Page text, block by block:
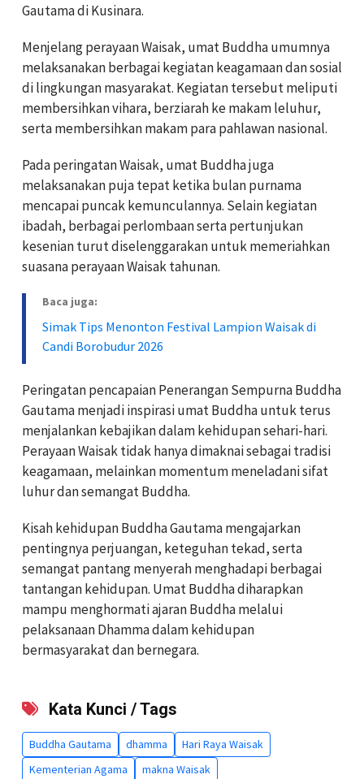
Gautama di Kusinara.
Menjelang perayaan Waisak, umat Buddha umumnya
melaksanakan berbagai kegiatan keagamaan dan sosial
di lingkungan masyarakat. Kegiatan tersebut meliputi
membersihkan vihara, berziarah ke makam leluhur,
serta membersihkan makam para pahlawan nasional.
Pada peringatan Waisak, umat Buddha juga
melaksanakan puja tepat ketika bulan purnama
mencapai puncak kemunculannya. Selain kegiatan
ibadah, berbagai perlombaan serta pertunjukan
kesenian turut diselenggarakan untuk memeriahkan
suasana perayaan Waisak tahunan.
Baca juga:
Simak Tips Menonton Festival Lampion Waisak di
Candi Borobudur 2026
Peringatan pencapaian Penerangan Sempurna Buddha
Gautama menjadi inspirasi umat Buddha untuk terus
menjalankan kebajikan dalam kehidupan sehari-hari.
Perayaan Waisak tidak hanya dimaknai sebagai tradisi
keagamaan, melainkan momentum meneladani sifat
luhur dan semangat Buddha.
Kisah kehidupan Buddha Gautama mengajarkan
pentingnya perjuangan, keteguhan tekad, serta
semangat pantang menyerah menghadapi berbagai
tantangan kehidupan. Umat Buddha diharapkan
mampu menghormati ajaran Buddha melalui
pelaksanaan Dhamma dalam kehidupan
bermasyarakat dan bernegara.
Kata Kunci / Tags
Buddha Gautama dhamma
Hari Raya Waisak
Kementerian Agama
makna Waisak